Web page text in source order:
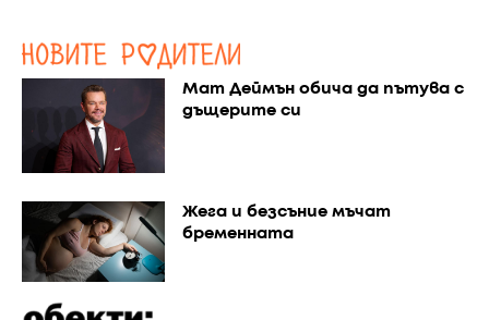
Мат Деймън обича да пътува с
дъщерите си
Жега и безсъние мъчат
бременната